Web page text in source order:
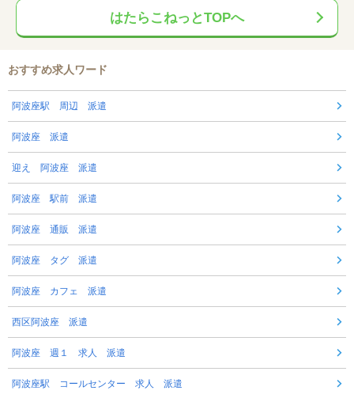
はたらこねっとTOPへ
おすすめ求人ワード
阿波座駅 周辺 派遣
阿波座 派遣
迎え 阿波座 派遣
阿波座 駅前 派遣
阿波座 通販 派遣
阿波座 タグ 派遣
阿波座 カフェ 派遣
西区阿波座 派遣
阿波座 週１ 求人 派遣
阿波座駅 コールセンター 求人 派遣